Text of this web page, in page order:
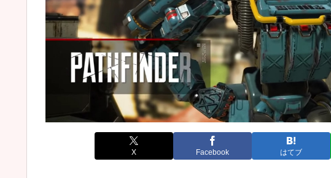
X Facebook はてブ